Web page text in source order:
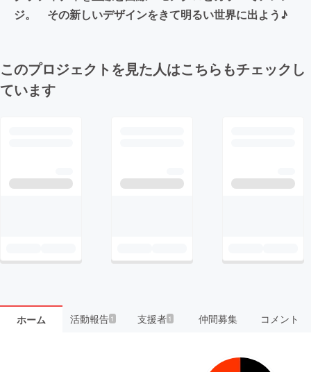
ジ。 その新しいデザインをきて明るい世界に出よう♪
このプロジェクトを見た人はこちらもチェックし
ています
ホーム 活動報告1 支援者 1 仲間募集 コメント